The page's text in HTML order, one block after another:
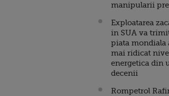
manipularii
Exploatarea
in SUA va
piata mondiala
mai ridicat
energetica din
decenii
Rompetrol